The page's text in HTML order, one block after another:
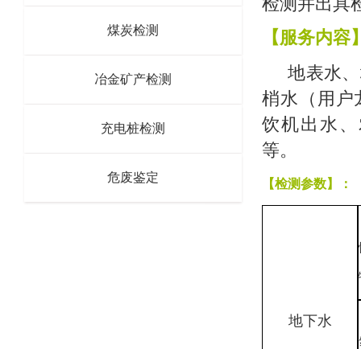
煤炭检测
冶金矿产检测
充电桩检测
危废鉴定
【服务内容
地表水
梢水（用户
饮机出水
等。
【检测参数】 ：
地下水